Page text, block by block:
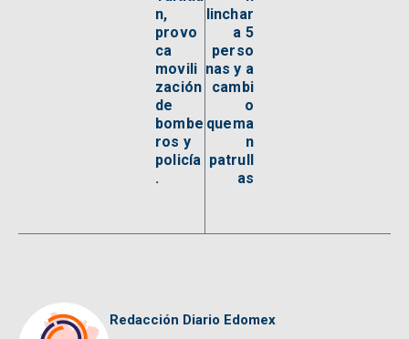
n,
provo
ca
movili
zación
de
bombe
ros y
policía
.
linchar
a 5
perso
nas y a
cambi
o
quema
n
patrull
as
Redacción Diario Edomex